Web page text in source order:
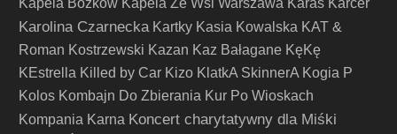
Kapela Bożków Kapela Ze Wsi Warszawa Karaś Karcer
Karolina Czarnecka Kartky Kasia Kowalska KAT &
Roman Kostrzewski Kazan Kaz Bałagane KęKę
KEstrella Killed by Car Kizo KlatkA SkinnerA Kogia P
Kolos Kombajn Do Zbierania Kur Po Wioskach
Kompania Karna Koncert charytatywny dla Miśki